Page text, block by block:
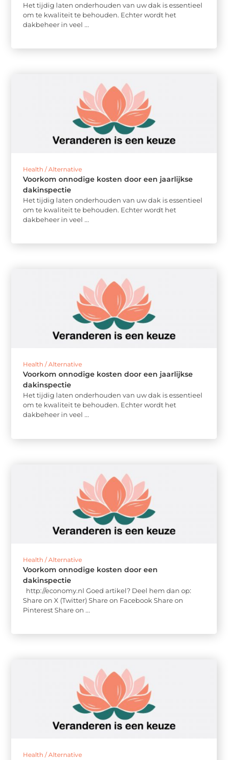
Het tijdig laten onderhouden van uw dak is essentieel
om te kwaliteit te behouden. Echter wordt het
dakbeheer in veel ...
Health / Alternative
Voorkom onnodige kosten door een jaarlijkse
dakinspectie
Het tijdig laten onderhouden van uw dak is essentieel
om te kwaliteit te behouden. Echter wordt het
dakbeheer in veel ...
Health / Alternative
Voorkom onnodige kosten door een jaarlijkse
dakinspectie
Het tijdig laten onderhouden van uw dak is essentieel
om te kwaliteit te behouden. Echter wordt het
dakbeheer in veel ...
Health / Alternative
Voorkom onnodige kosten door een
dakinspectie
http://economy.nl Goed artikel? Deel hem dan op:
Share on X (Twitter) Share on Facebook Share on
Pinterest Share on ...
Health / Alternative